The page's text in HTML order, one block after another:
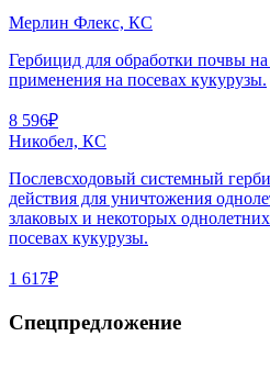
Мерлин Флекс, КС
Гербицид для обработки почвы
применения на посевах кукурузы.
8 596₽
Никобел, КС
Послевсходовый системный
действия для уничтожения
злаковых и некоторых
посевах кукурузы.
1 617₽
Спецпредложение